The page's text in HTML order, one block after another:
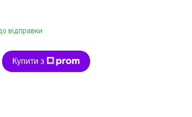
відправки
Купити з